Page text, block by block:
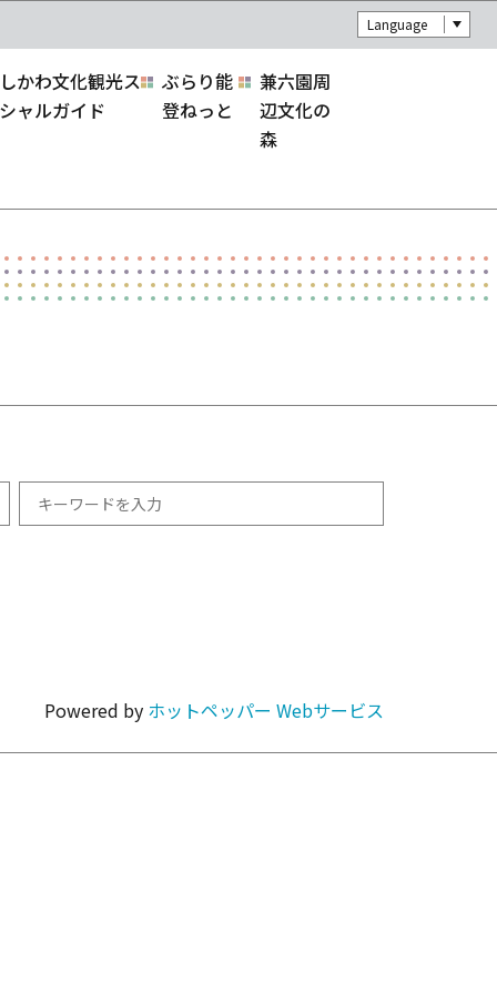
Language
かわ文化観光ス
ャルガイド
ぶらり能
登ねっと
兼六園周
辺文化の
森
カラオケ・パーティ
Powered by ホットペッパー Webサービス